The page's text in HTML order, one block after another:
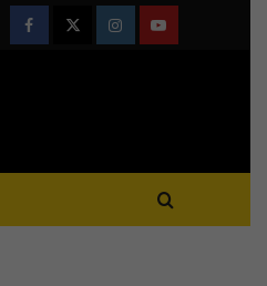
FacebookTwitterInstagramYoutube